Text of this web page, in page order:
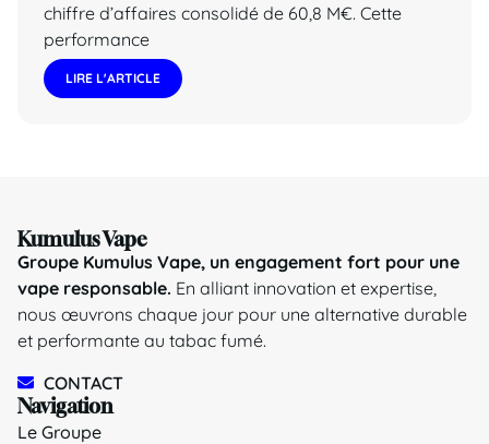
chiffre d’affaires consolidé de 60,8 M€. Cette
performance
LIRE L'ARTICLE
Kumulus Vape
Groupe Kumulus Vape, un engagement fort pour une
vape responsable. En alliant innovation et expertise,
nous œuvrons chaque jour pour une alternative durable
et performante au tabac fumé.
CONTACT
Navigation
Le Groupe